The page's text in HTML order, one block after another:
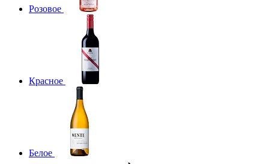
Розовое
Красное
Белое